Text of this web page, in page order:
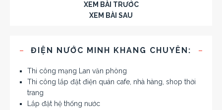
XEM BÀI TRƯỚC
XEM BÀI SAU
ĐIỆN NƯỚC MINH KHANG CHUYÊN:
Thi công mạng Lan văn phòng
Thi công lắp đặt điện quán cafe, nhà hàng, shop thời
trang
Lắp đặt hệ thống nước